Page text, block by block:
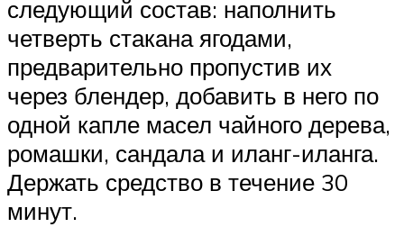
следующий состав: наполнить
четверть стакана ягодами,
предварительно пропустив их
через блендер, добавить в него по
одной капле масел чайного дерева,
ромашки, сандала и иланг-иланга.
Держать средство в течение 30
минут.